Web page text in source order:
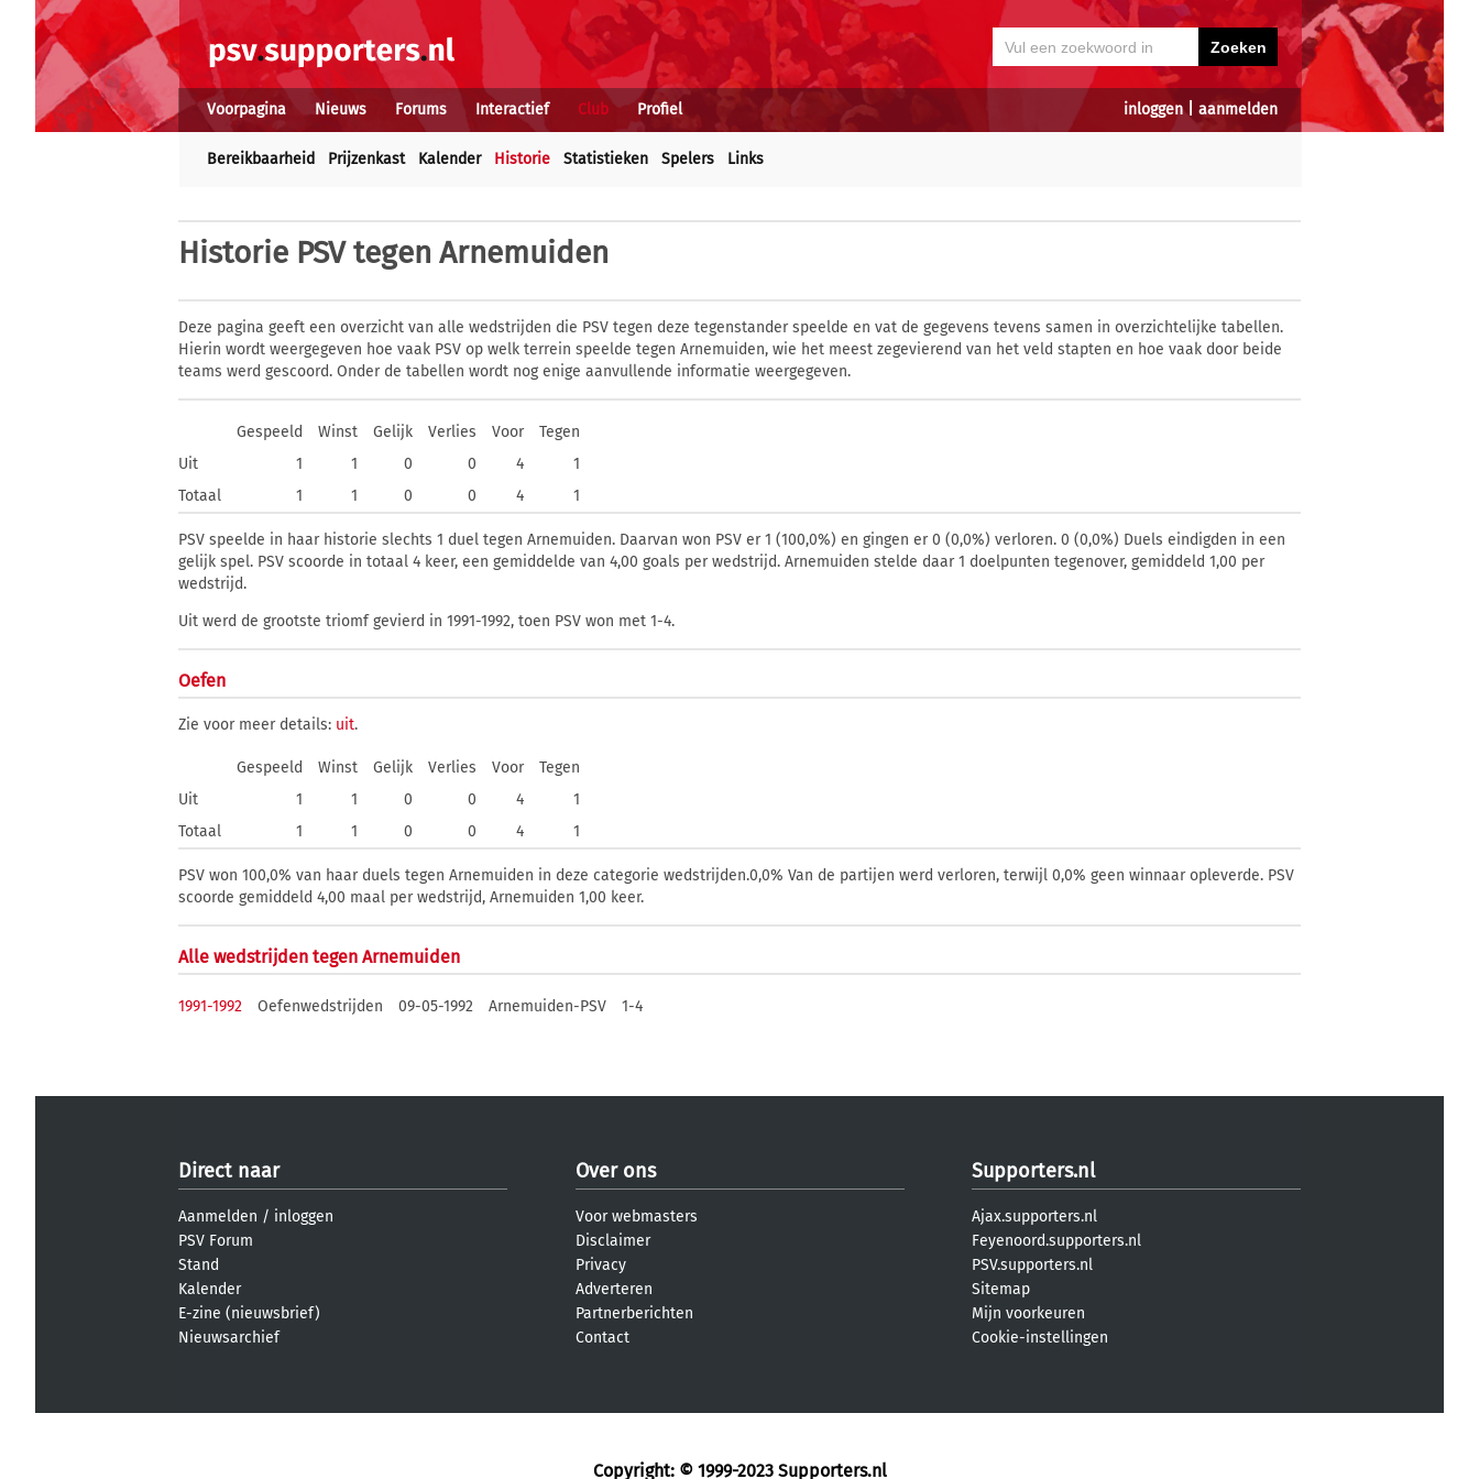
inloggen| aanmelden
Voorpagina Nieuws Forums Interactief Club Profiel
Bereikbaarheid Prijzenkast Kalender Historie Statistieken Spelers Links
Historie PSV tegen Arnemuiden
Deze pagina geeft een overzicht van alle wedstrijden die PSV tegen deze tegenstander speelde en vat de gegevens tevens samen in overzichtelijke tabellen.
Hierin wordt weergegeven hoe vaak PSV op welk terrein speelde tegen Arnemuiden, wie het meest zegevierend van het veld stapten en hoe vaak door beide
teams werd gescoord. Onder de tabellen wordt nog enige aanvullende informatie weergegeven.
Gespeeld Winst Gelijk Verlies Voor
Tegen
Uit
1 1 0 0 4
1
Totaal
1 1 0 0 4 1
PSV speelde in haar historie slechts 1 duel tegen Arnemuiden. Daarvan won PSV er 1 (100,0%) en gingen er 0 (0,0%) verloren. 0 (0,0%) Duels eindigden in een
gelijk spel. PSV scoorde in totaal 4 keer, een gemiddelde van 4,00 goals per wedstrijd. Arnemuiden stelde daar 1 doelpunten tegenover, gemiddeld 1,00 per
wedstrijd.
Uit werd de grootste triomf gevierd in 1991-1992, toen PSV won met 1-4.
Oefen
Zie voor meer details: uit.
Gespeeld Winst Gelijk Verlies Voor
Tegen
Uit
1 1 0 0 4
1
Totaal
1 1 0 0 4 1
PSV won 100,0% van haar duels tegen Arnemuiden in deze categorie wedstrijden.0,0% Van de partijen werd verloren, terwijl 0,0% geen winnaar opleverde. PSV
scoorde gemiddeld 4,00 maal per wedstrijd, Arnemuiden 1,00 keer.
Alle wedstrijden tegen Arnemuiden
1991-1992 Oefenwedstrijden 09-05-1992 Arnemuiden-PSV 1-4
Direct naar
Aanmelden / inloggen
PSV Forum
Stand
Kalender
E-zine (nieuwsbrief)
Nieuwsarchief
Over ons
Voor webmasters
Disclaimer
Privacy
Adverteren
Partnerberichten
Contact
Supporters.nl
Ajax.supporters.nl
Feyenoord.supporters.nl
PSV.supporters.nl
Sitemap
Mijn voorkeuren
Cookie-instellingen
Copyright: © 1999-2023 Supporters.nl